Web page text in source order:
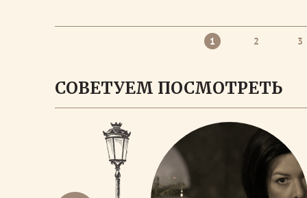
1 2 3
СОВЕТУЕМ ПОСМОТРЕТЬ